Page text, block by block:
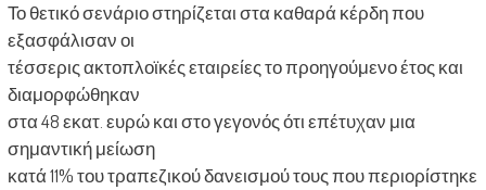
Το θετικό σενάριο στηρίζεται στα καθαρά κέρδη που
εξασφάλισαν οι
τέσσερις ακτοπλοϊκές εταιρείες το προηγούμενο έτος και
διαμορφώθηκαν
στα 48 εκατ. ευρώ και στο γεγονός ότι επέτυχαν μια
σημαντική μείωση
κατά 11% του τραπεζικού δανεισμού τους που περιορίστηκε